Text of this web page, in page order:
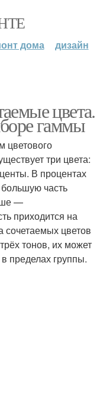
дома дизайн
цвета.
гаммы
цветового
три цвета:
В процентах
часть
—
приходится на
сочетаемых цветов
тонов, их может
пределах группы.